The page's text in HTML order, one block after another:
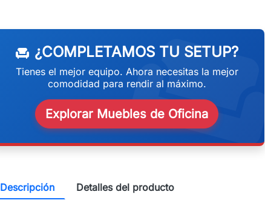
weekend
chair ¿COMPLETAMOS TU SETUP?
Tienes el mejor equipo. Ahora necesitas la mejor
comodidad para rendir al máximo.
Explorar Muebles de Oficina
Descripción
Detalles del producto